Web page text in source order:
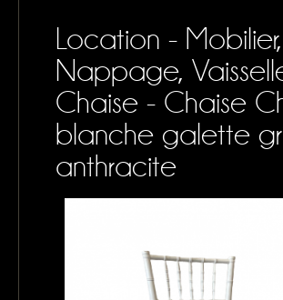
SONORISATION, VAISSELLE ET
NOS RÉALISATIONS
CONTACTS
MON PANIER
Location - Mobilier,
Nappage,
Chaise - Chaise
blanche galette
anthracite